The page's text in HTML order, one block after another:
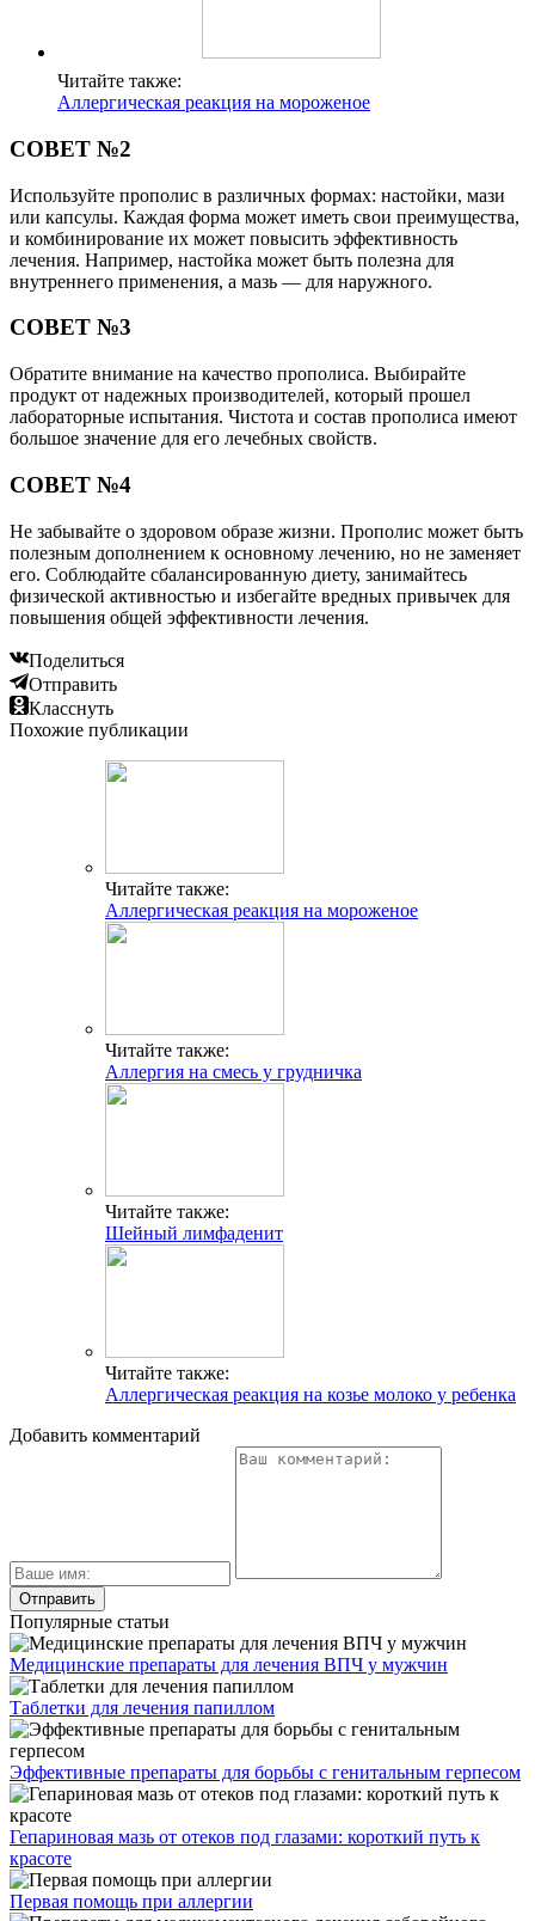
Читайте также:
Аллергическая реакция на мороженое
СОВЕТ №2
Используйте прополис в различных формах: настойки, мази
или капсулы. Каждая форма может иметь свои преимущества,
и комбинирование их может повысить эффективность
лечения. Например, настойка может быть полезна для
внутреннего применения, а мазь — для наружного.
СОВЕТ №3
Обратите внимание на качество прополиса. Выбирайте
продукт от надежных производителей, который прошел
лабораторные испытания. Чистота и состав прополиса имеют
большое значение для его лечебных свойств.
СОВЕТ №4
Не забывайте о здоровом образе жизни. Прополис может быть
полезным дополнением к основному лечению, но не заменяет
его. Соблюдайте сбалансированную диету, занимайтесь
физической активностью и избегайте вредных привычек для
повышения общей эффективности лечения.
Поделиться
Отправить
Класснуть
Похожие публикации
Читайте также:
Аллергическая реакция на мороженое
Читайте также:
Аллергия на смесь у грудничка
Читайте также:
Шейный лимфаденит
Читайте также:
Аллергическая реакция на козье молоко у ребенка
Добавить комментарий
Популярные статьи
Медицинские препараты для лечения ВПЧ у мужчин
Таблетки для лечения папиллом
Эффективные препараты для борьбы с генитальным герпесом
Гепариновая мазь от отеков под глазами: короткий путь к
красоте
Первая помощь при аллергии